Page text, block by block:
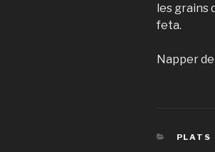
les grains
feta.
Napper
PLATS